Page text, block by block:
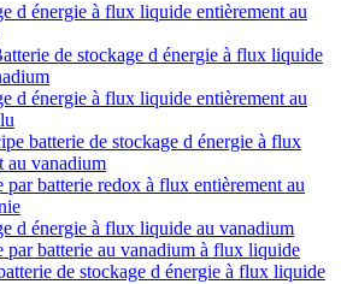
d énergie à flux liquide entièrement au
de stockage d énergie à flux liquide
d énergie à flux liquide entièrement au
batterie de stockage d énergie à flux
au vanadium
par batterie redox à flux entièrement au
d énergie à flux liquide au vanadium
par batterie au vanadium à flux liquide
de stockage d énergie à flux liquide